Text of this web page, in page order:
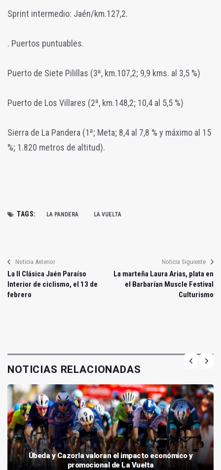
Sprint intermedio: Jaén/km.127,2.
. Puertos puntuables.
Puerto de Siete Pilillas (3ª, km.107,2; 9,9 kms. al 3,5 %)
Puerto de Los Villares (2ª, km.148,2; 10,4 al 5,5 %)
Sierra de La Pandera (1ª; Meta; 8,4 al 7,8 % y máximo al 15
%; 1.820 metros de altitud).
TAGS: LA PANDERA LA VUELTA
Noticia Anterior
La II Clásica Jaén Paraíso
Interior de ciclismo, el 13 de
febrero
Noticia Siguiente
La marteña Laura Arias, plata en
el Barbarían Muscle Festival
Culturismo
NOTICIAS RELACIONADAS
Úbeda y Cazorla valoran el impacto económico y
promocional de La Vuelta